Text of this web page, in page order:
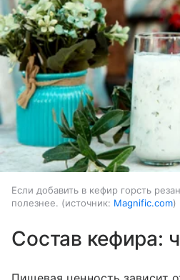
Если добавить в кефир горсть
полезнее.
источник: Magnific.com
Состав кефира: